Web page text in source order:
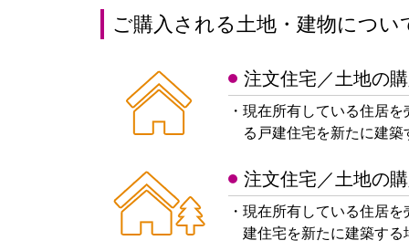
ご購入される土地・建物につ
注文住宅／土地の
・現在所有している住居
る戸建住宅を新たに建
注文住宅／土地の
・現在所有している住居
建住宅を新たに建築する